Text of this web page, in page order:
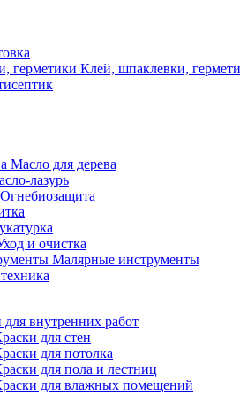
Клей, шпаклевки,
Масло для дерева
лазурь
Огнебиозащита
и очистка
Малярные инструменты
для внутренних работ
для стен
для потолка
для пола и лестниц
для влажных помещений